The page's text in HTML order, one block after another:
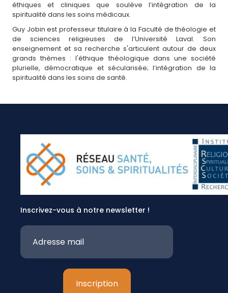
éthiques et cliniques que soulève l’intégration de la
spiritualité dans les soins médicaux.
Guy Jobin est professeur titulaire à la Faculté de théologie et
de sciences religieuses de l’Université Laval. Son
enseignement et sa recherche s'articulent autour de deux
grands thèmes : l'éthique théologique dans une société
plurielle, démocratique et sécularisée; l’intégration de la
spiritualité dans les soins de santé.
Inscrivez-vous à notre newsletter !